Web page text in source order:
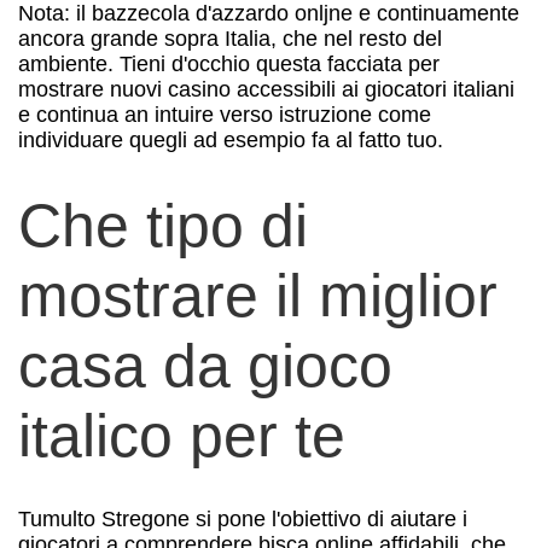
Nota: il bazzecola d'azzardo onljne e continuamente
ancora grande sopra Italia, che nel resto del
ambiente. Tieni d'occhio questa facciata per
mostrare nuovi casino accessibili ai giocatori italiani
e continua an intuire verso istruzione come
individuare quegli ad esempio fa al fatto tuo.
Che tipo di
mostrare il miglior
casa da gioco
italico per te
Tumulto Stregone si pone l'obiettivo di aiutare i